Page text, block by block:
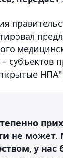
субъектов
НПА"
не
у нас